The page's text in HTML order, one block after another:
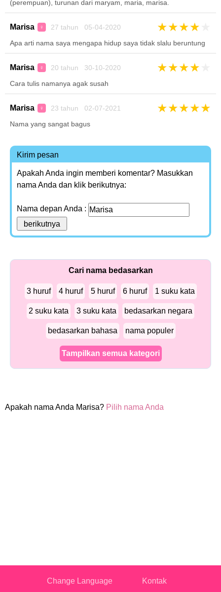
(perempuan), turunan dari maryam, maria, marisa.
Marisa ♀ 27 tahun 05-04-2020 ★★★★
Apa arti nama saya mengapa hidup saya tidak slalu beruntung
Marisa ♀ 20 tahun 30-10-2020 ★★★★
Cara tulis namanya agak susah
Marisa ♀ 23 tahun 02-07-2021 ★★★★★
Nama yang sangat bagus
Kirim pesan
Apakah Anda ingin memberi komentar? Masukkan
nama Anda dan klik berikutnya:
Nama depan Anda :
Cari nama bedasarkan
3 huruf 4 huruf 5 huruf 6 huruf 1 suku kata
2 suku kata 3 suku kata bedasarkan negara
bedasarkan bahasa nama populer
Tampilkan semua kategori
Apakah nama Anda Marisa? Pilih nama Anda
Change Language Kontak